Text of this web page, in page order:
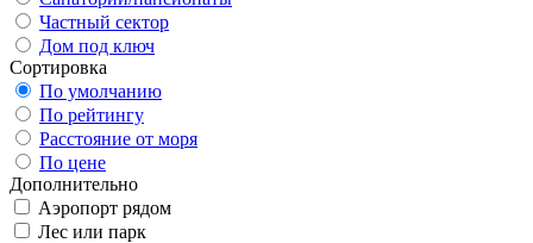
Частный сектор
Дом под ключ
Сортировка
По умолчанию
По рейтингу
Расстояние от моря
По цене
Дополнительно
Аэропорт рядом
Лес или парк